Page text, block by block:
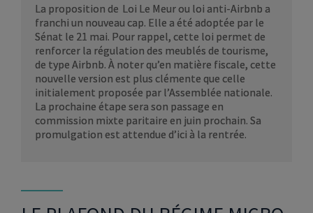
La proposition de Loi Le Meur ou loi anti-Airbnb a
franchi un nouveau cap. Elle a été adoptée par le
Sénat le 21 mai. Pour rappel, cette loi permet de
renforcer la régulation des meublés de tourisme,
de type Airbnb. À noter qu’en matière fiscale, cette
nouvelle version est plus clémente que celle
initialement proposée par l’Assemblée nationale.
La prochaine étape sera son passage en
commission mixte paritaire en juin prochain. Sa
promulgation est attendue d’ici à la rentrée.